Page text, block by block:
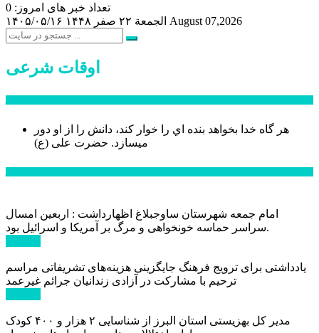
تعداد خبر های امروز: 0
۱۴۰۵/۰۵/۱۶
الجمعة ۲۲ صفر ۱۴۴۸ August 07,2026
اوقات شرعی
هر گاه خدا بخواهد بنده اي را خوار كند، دانش را از او دور
میسازد. حضرت علی (ع)
امام جمعه شهرستان ساوجبلاغ اظهارداشت : اربعین امسال
سراسر حماسه خونخواهی و مرگ بر آمریکا و اسرائیل بود.
یادداشتی برای ترویج فرهنگ جایگزینی هزینه‌های تشریفاتی مراسم
ترحیم با مشارکت در آزادی زندانیان جرائم غیرعمد
مدیر کل بهزیستی استان البرز از شناسایی ۲ هزار و ۴۰۰ کودک